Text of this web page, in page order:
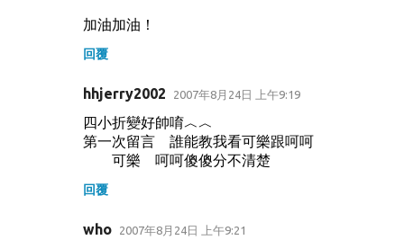
加油加油！
回覆
hhjerry2002 2007年8月24日 上午9:19
四小折變好帥唷︿︿
第一次留言 誰能教我看可樂跟呵呵
可樂 呵呵傻傻分不清楚
回覆
who 2007年8月24日 上午9:21